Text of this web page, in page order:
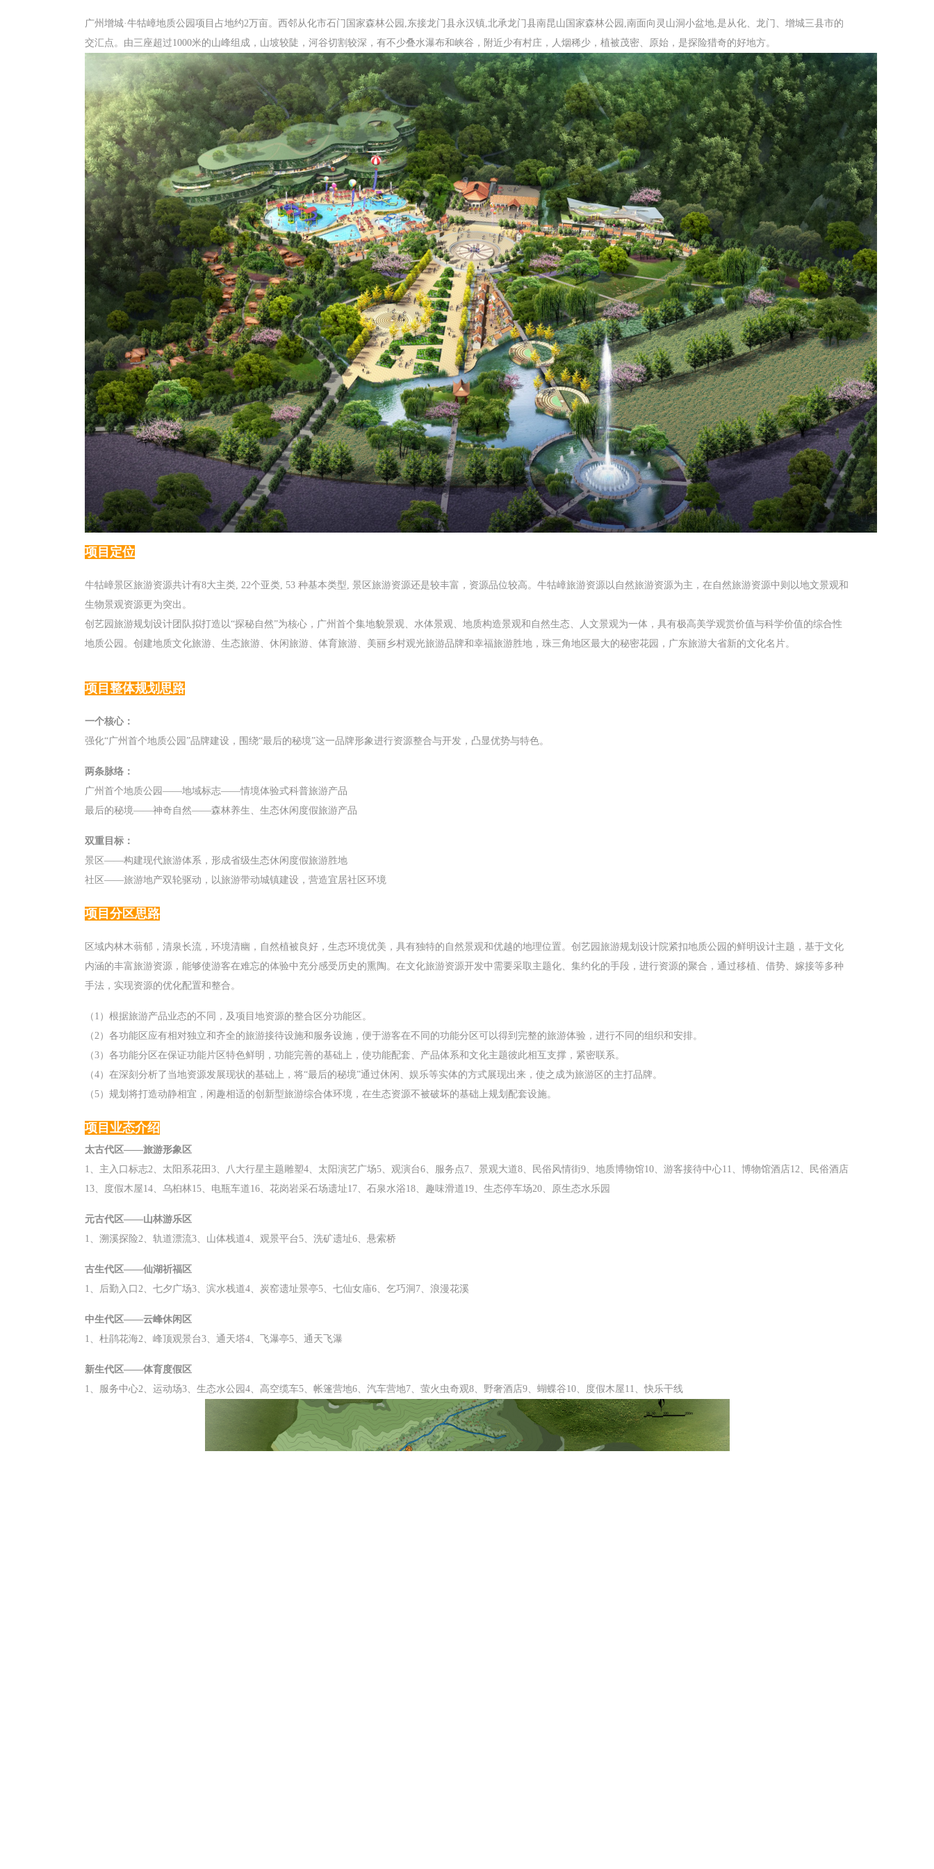
广州增城·牛牯嶂地质公园 项目占地约2万亩。西邻从化市石门国家森林公园,东接龙门县永汉镇,北承龙门县南昆山国家森林公园,南面向灵山洞小盆地,是从化、龙门、增城三县市的
交汇点。 由三座超过1000米的山峰组成，山坡较陡，河谷切割较深，有不少叠水瀑布和峡谷，附近少有村庄，人烟稀少，植被茂密、原始，是探险猎奇的好地方。
项目定位
牛牯嶂景区旅游资源共计有8大主类, 22个亚类, 53 种基本类型, 景区旅游资源还是较丰富，资源品位较高。牛牯嶂旅游资源以自然旅游资源为主，在自然旅游资源中则以地文景观和
生物景观资源更为突出。
创艺园旅游规划设计团队拟打造以“探秘自然”为核心，广州首个集地貌景观、水体景观、地质构造景观和自然生态、人文景观为一体，具有极高美学观赏价值与科学价值的综合性
地质公园。创建地质文化旅游、生态旅游、休闲旅游、体育旅游、美丽乡村观光旅游品牌和幸福旅游胜地，珠三角地区最大的秘密花园，广东旅游大省新的文化名片。
项目整体规划思路
一个核心：
强化“广州首个地质公园”品牌建设，围绕“最后的秘境”这一品牌形象进行资源整合与开发，凸显优势与特色。
两条脉络：
广州首个地质公园——地域标志——情境体验式科普旅游产品
最后的秘境——神奇自然——森林养生、生态休闲度假旅游产品
双重目标：
景区——构建现代旅游体系，形成省级生态休闲度假旅游胜地
社区——旅游地产双轮驱动，以旅游带动城镇建设，营造宜居社区环境
项目分区思路
区域内林木蓊郁，清泉长流，环境清幽，自然植被良好，生态环境优美，具有独特的自然景观和优越的地理位置。创艺园旅游规划设计院紧扣地质公园的鲜明设计主题，基于文化
内涵的丰富旅游资源，能够使游客在难忘的体验中充分感受历史的熏陶。在文化旅游资源开发中需要采取主题化、集约化的手段，进行资源的聚合，通过移植、借势、嫁接等多种
手法，实现资源的优化配置和整合。
（1）根据旅游产品业态的不同，及项目地资源的整合区分功能区。
（2）各功能区应有相对独立和齐全的旅游接待设施和服务设施，便于游客在不同的功能分区可以得到完整的旅游体验，进行不同的组织和安排。
（3）各功能分区在保证功能片区特色鲜明，功能完善的基础上，使功能配套、产品体系和文化主题彼此相互支撑，紧密联系。
（4）在深刻分析了当地资源发展现状的基础上，将“最后的秘境”通过休闲、娱乐等实体的方式展现出来，使之成为旅游区的主打品牌。
（5）规划将打造动静相宜，闲趣相适的创新型旅游综合体环境，在生态资源不被破坏的基础上规划配套设施。
项目业态介绍
太古代区——旅游形象区
1、主入口标志2、太阳系花田3、八大行星主题雕塑4、太阳演艺广场5、观演台6、服务点7、景观大道8、民俗风情街9、地质博物馆10、游客接待中心11、博物馆酒店12、民俗酒店
13、度假木屋14、乌桕林15、电瓶车道16、花岗岩采石场遗址17、石泉水浴18、趣味滑道19、生态停车场20、原生态水乐园
元古代区——山林游乐区
1、溯溪探险2、轨道漂流3、山体栈道4、观景平台5、洗矿遗址6、悬索桥
古生代区——仙湖祈福区
1、后勤入口2、七夕广场3、滨水栈道4、炭窑遗址景亭5、七仙女庙6、乞巧洞7、浪漫花溪
中生代区——云峰休闲区
1、杜鹃花海2、峰顶观景台3、通天塔4、飞瀑亭5、通天飞瀑
新生代区——体育度假区
1、服务中心2、运动场3、生态水公园4、高空缆车5、帐篷营地6、汽车营地7、萤火虫奇观8、野奢酒店9、蝴蝶谷10、度假木屋11、快乐干线